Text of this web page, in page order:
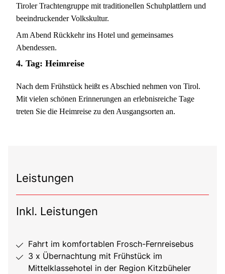
Tiroler Trachtengruppe mit traditionellen Schuhplattlern und
beeindruckender Volkskultur.
Am Abend Rückkehr ins Hotel und gemeinsames
Abendessen.
4. Tag: Heimreise
Nach dem Frühstück heißt es Abschied nehmen von Tirol.
Mit vielen schönen Erinnerungen an erlebnisreiche Tage
treten Sie die Heimreise zu den Ausgangsorten an.
Leistungen
Inkl. Leistungen
Fahrt im komfortablen Frosch-Fernreisebus
3 x Übernachtung mit Frühstück im
Mittelklassehotel in der Region Kitzbüheler